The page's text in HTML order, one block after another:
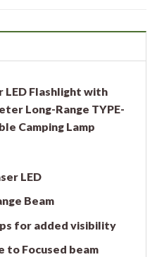
LED Flashlight with
Long-Range TYPE-
Camping Lamp
LED
Beam
for added visibility
to Focused beam